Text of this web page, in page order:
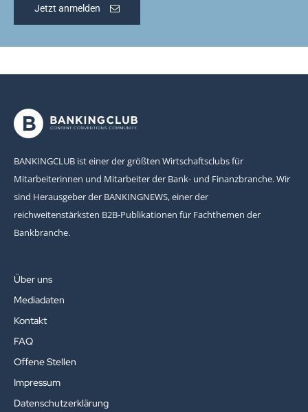
Jetzt anmelden
BANKINGCLUB ist einer der größten Wirtschaftsclubs für
Mitarbeiterinnen und Mitarbeiter der Bank- und Finanzbranche. Wir
sind Herausgeber der BANKINGNEWS, einer der
reichweitenstärksten B2B-Publikationen für Fachthemen der
Bankbranche.
Über uns
Mediadaten
Kontakt
FAQ
Offene Stellen
Impressum
Datenschutzerklärung